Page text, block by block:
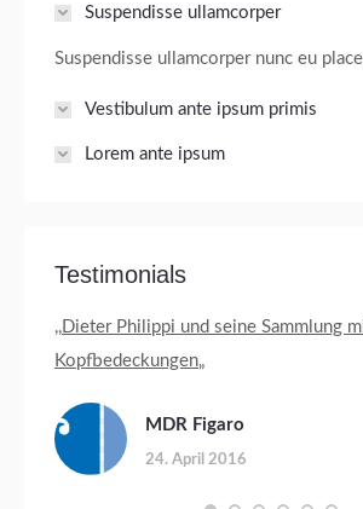
Suspendisse ullamcorper
Suspendisse ullamcorper nunc eu
Vestibulum ante ipsum primis
Lorem ante ipsum
Testimonials
,,Dieter Philippi und seine Sammlung
Kopfbedeckungen„
MDR Figaro
24. April 2016